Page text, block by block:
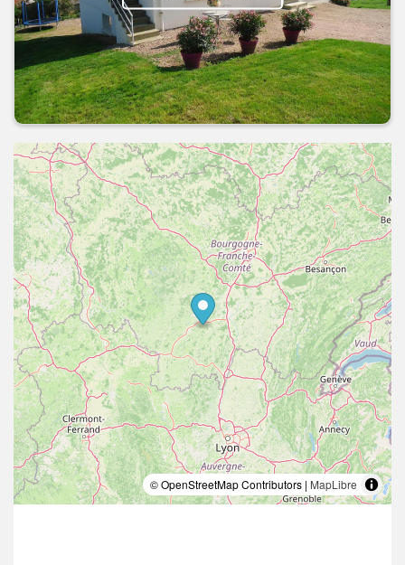
© OpenStreetMap Contributors | MapLibre